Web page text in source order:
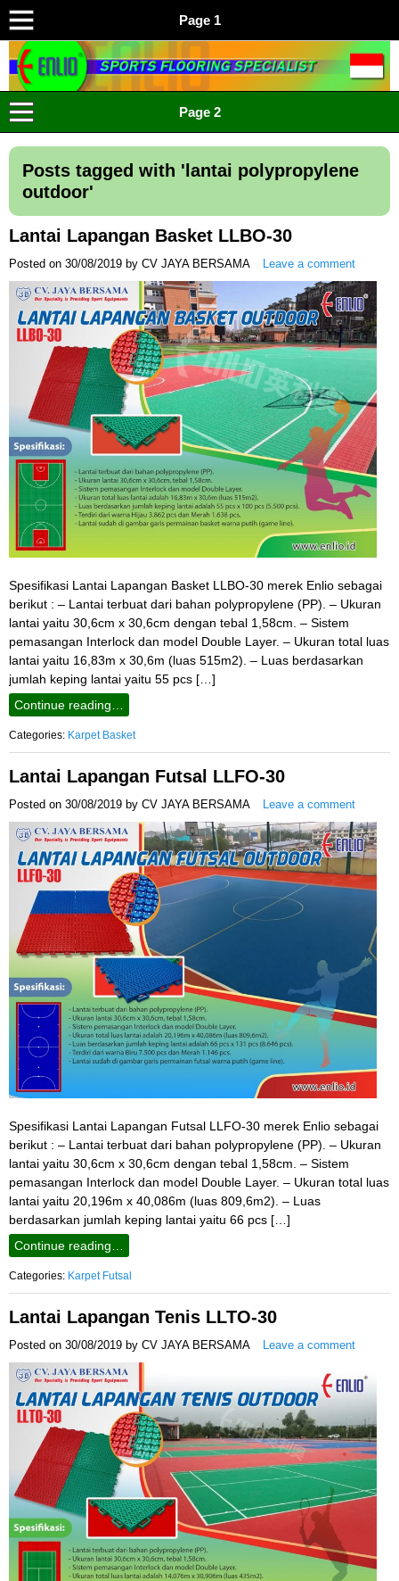
Page 1
ENLIO INDONESIA
Menyediakan Karpet Lapangan Olahraga Yang Lengkap
Page 2
Posts tagged with ' lantai polypropylene
outdoor'
Lantai Lapangan Basket LLBO-30
Posted on 30/08/2019 by CV JAYA BERSAMA Leave a comment
Spesifikasi Lantai Lapangan Basket LLBO-30 merek Enlio sebagai
berikut : – Lantai terbuat dari bahan polypropylene (PP). – Ukuran
lantai yaitu 30,6cm x 30,6cm dengan tebal 1,58cm. – Sistem
pemasangan Interlock dan model Double Layer. – Ukuran total luas
lantai yaitu 16,83m x 30,6m (luas 515m2). – Luas berdasarkan
jumlah keping lantai yaitu 55 pcs […]
Continue reading…
Categories: Karpet Basket
Lantai Lapangan Futsal LLFO-30
Posted on 30/08/2019 by CV JAYA BERSAMA Leave a comment
Spesifikasi Lantai Lapangan Futsal LLFO-30 merek Enlio sebagai
berikut : – Lantai terbuat dari bahan polypropylene (PP). – Ukuran
lantai yaitu 30,6cm x 30,6cm dengan tebal 1,58cm. – Sistem
pemasangan Interlock dan model Double Layer. – Ukuran total luas
lantai yaitu 20,196m x 40,086m (luas 809,6m2). – Luas
berdasarkan jumlah keping lantai yaitu 66 pcs […]
Continue reading…
Categories: Karpet Futsal
Lantai Lapangan Tenis LLTO-30
Posted on 30/08/2019 by CV JAYA BERSAMA Leave a comment